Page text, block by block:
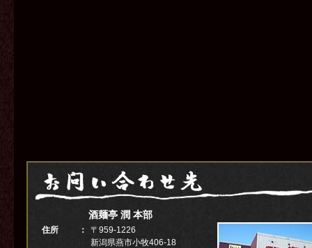
酒麺亭 潤 本部
住所 ：
〒959-1226
新潟県燕市小牧406-18